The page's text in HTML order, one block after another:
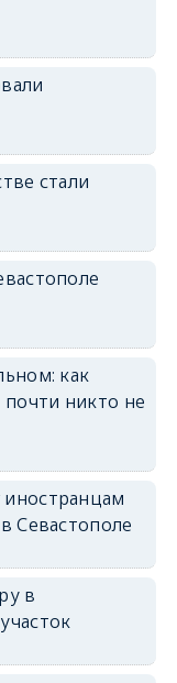
стали
как
никто не
Севастополе
в